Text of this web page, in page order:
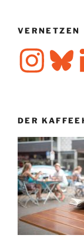
VERNETZEN
InstagramBluesky
DER